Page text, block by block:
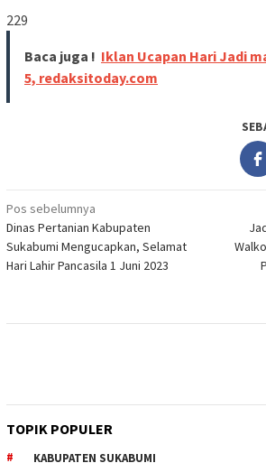
229
Baca juga ! Iklan Ucapan Hari Jadi
5, redaksitoday.com
Navigasi
pos
Pos sebelumnya
Dinas Pertanian Kabupaten
Sukabumi Mengucapkan, Selamat
Hari Lahir Pancasila 1 Juni 2023
TOPIK POPULER
KABUPATEN SUKABUMI